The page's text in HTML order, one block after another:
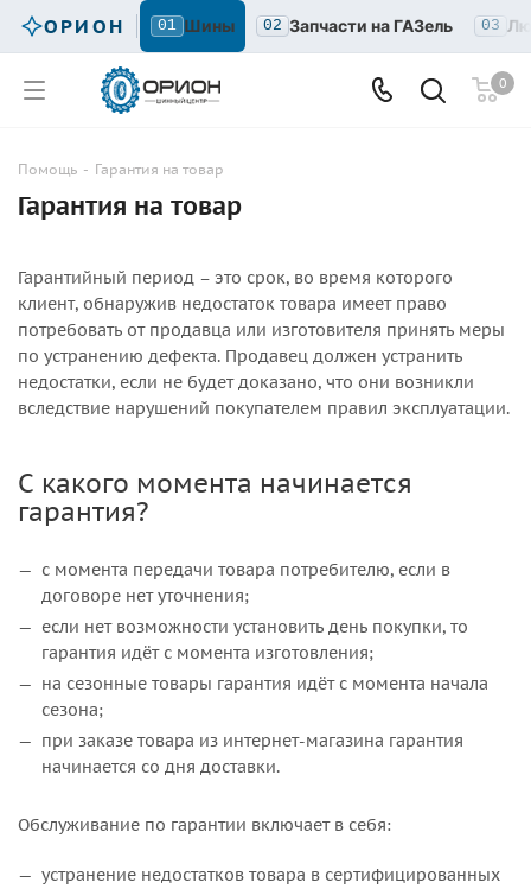
ОРИОН 01 Шины 02 Запчасти на ГАЗель 03
0
Помощь - Гарантия на товар
Гарантия на товар
Гарантийный период – это срок, во время которого
клиент, обнаружив недостаток товара имеет право
потребовать от продавца или изготовителя принять меры
по устранению дефекта. Продавец должен устранить
недостатки, если не будет доказано, что они возникли
вследствие нарушений покупателем правил эксплуатации.
С какого момента начинается
гарантия?
с момента передачи товара потребителю, если в
договоре нет уточнения;
если нет возможности установить день покупки, то
гарантия идёт с момента изготовления;
на сезонные товары гарантия идёт с момента начала
сезона;
при заказе товара из интернет-магазина гарантия
начинается со дня доставки.
Обслуживание по гарантии включает в себя:
устранение недостатков товара в сертифицированных